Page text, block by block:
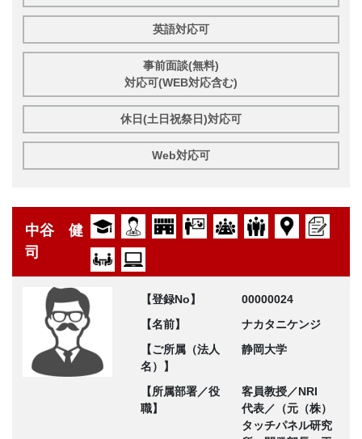
英語対応可
事前面談(無料)
対応可(WEB対応含む)
休日(土日祝祭日)対応可
Web対応可
中谷 健
司
【登録No】
00000024
【名前】
ナカタニケンジ
【ご所属（法人
名）】
静岡大学
【所属部署／役
職】
客員教授／NRI
代表／（元（株）
タッチパネル研究